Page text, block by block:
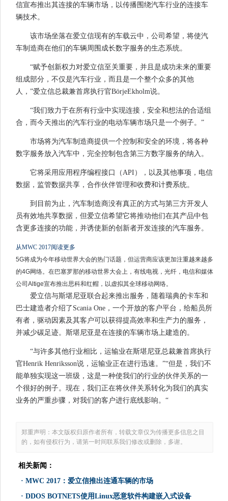
信宣布推出其连接的车辆市场，以传播围绕汽车行业的连接车
辆技术。
该市场坐落在爱立信现有的车载云中，公司希望，将使汽
车制造商在他们的车辆周围成长数字服务的生态系统。
“赋予创新权力对爱立信至关重要，并且是成功未来的重要
组成部分，不仅是汽车行业，而且是一个整个众多的其他
人，”爱立信总裁兼首席执行官BörjeEkholm说。
“我们致力于在所有行业中实现连接，安全和想法的合适组
合，而今天推出的汽车行业的电动车辆市场只是一个例子。”
市场将为汽车制造商提供一个控制和安全的环境，将各种
数字服务放入汽车中，完全控制包含第三方数字服务的纳入。
它将采用应用程序编程接口（API），以及其他事项，电信
数据，监管数据共享，合作伙伴管理和收费和计费系统。
到目前为止，汽车制造商没有真正的方式与第三方开发人
员有效地共享数据，但爱立信希望它将推动他们在其产品中包
含更多连接的功能，并诱使新的创新者开发连接的汽车服务。
从MWC 2017阅读更多
5G将成为今年移动世界大会的热门话题，但运营商应该更加注重越来越多
的4G网络。在巴塞罗那的移动世界大会上，有线电视，光纤，电信和媒体
公司Altige宣布推出思科和红帽，以虚拟其全球移动网络。
爱立信与斯堪尼亚联合起来推出服务，随着瑞典的卡车和
巴士建造者介绍了Scania One，一个开放的客户平台，给船员所
有者，驱动因素及其客户可以获得提高效率和生产力的服务，
并减少碳足迹。斯堪尼亚是在连接的车辆市场上建造的。
“与许多其他行业相比，运输业在斯堪尼亚总裁兼首席执行
官Henrik Henriksson说，运输业正在进行迅速。”“但是，我们不
能单独实现这一班级，这是一种使我们的行业的伙伴关系的一
个很好的例子。现在，我们正在将伙伴关系转化为我们的真实
业务的严重步骤，对我们的客户进行底线影响。“
郑重声明：本文版权归原作者所有，转载文章仅为传播更多信息之目
的，如有侵权行为，请第一时间联系我们修改或删除，多谢。
相关新闻：
· MWC 2017：爱立信推出连通车辆的市场
· DDOS BOTNETS使用Linux恶意软件构建嵌入式设备